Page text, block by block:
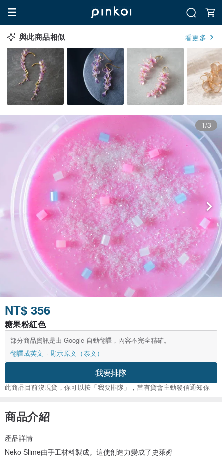
與此商品相似 看更多
1/3
NT$ 356
糖果粉紅色
部分商品資訊是由 Google 自動翻譯，內容不完全精確。
翻譯成英文
顯示原文（泰文）
我要排隊
此商品目前沒現貨，你可以按「我要排隊」，當有貨會主動發信通知你
商品介紹
產品詳情
Neko Slime由手工材料製成。這使創造力變成了史萊姆